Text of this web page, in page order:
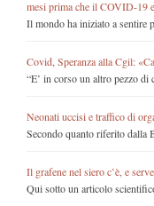
mesi prima che il COVID-19
Il mondo ha iniziato a sentire
Covid, Speranza alla Cgil:
“E’ in corso un altro pezzo di
Neonati uccisi e traffico di
Secondo quanto riferito dalla
Il grafene nel siero c’è, e
Qui sotto un articolo